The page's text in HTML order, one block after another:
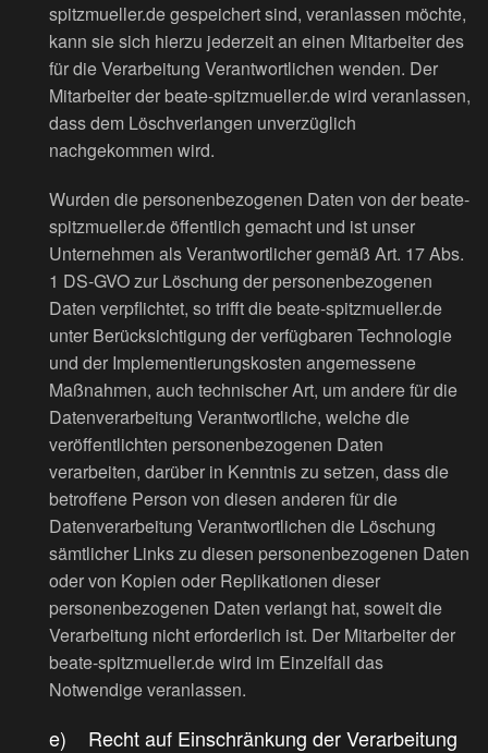
spitzmueller.de gespeichert sind, veranlassen möchte,
kann sie sich hierzu jederzeit an einen Mitarbeiter des
für die Verarbeitung Verantwortlichen wenden. Der
Mitarbeiter der beate-spitzmueller.de wird veranlassen,
dass dem Löschverlangen unverzüglich
nachgekommen wird.
Wurden die personenbezogenen Daten von der beate-
spitzmueller.de öffentlich gemacht und ist unser
Unternehmen als Verantwortlicher gemäß Art. 17 Abs.
1 DS-GVO zur Löschung der personenbezogenen
Daten verpflichtet, so trifft die beate-spitzmueller.de
unter Berücksichtigung der verfügbaren Technologie
und der Implementierungskosten angemessene
Maßnahmen, auch technischer Art, um andere für die
Datenverarbeitung Verantwortliche, welche die
veröffentlichten personenbezogenen Daten
verarbeiten, darüber in Kenntnis zu setzen, dass die
betroffene Person von diesen anderen für die
Datenverarbeitung Verantwortlichen die Löschung
sämtlicher Links zu diesen personenbezogenen Daten
oder von Kopien oder Replikationen dieser
personenbezogenen Daten verlangt hat, soweit die
Verarbeitung nicht erforderlich ist. Der Mitarbeiter der
beate-spitzmueller.de wird im Einzelfall das
Notwendige veranlassen.
e) Recht auf Einschränkung der Verarbeitung